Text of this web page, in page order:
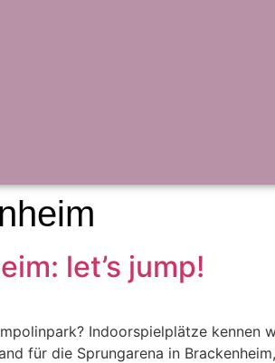
let’s jump!
Indoorspielplätze
für die Sprungarena in